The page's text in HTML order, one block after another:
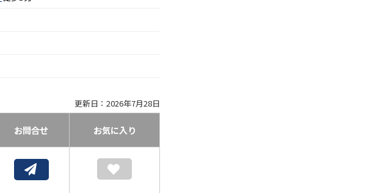
更新日：2026年7月28日
お問合せ お気に入り